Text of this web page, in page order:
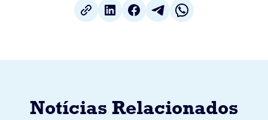
Notícias Relacionados